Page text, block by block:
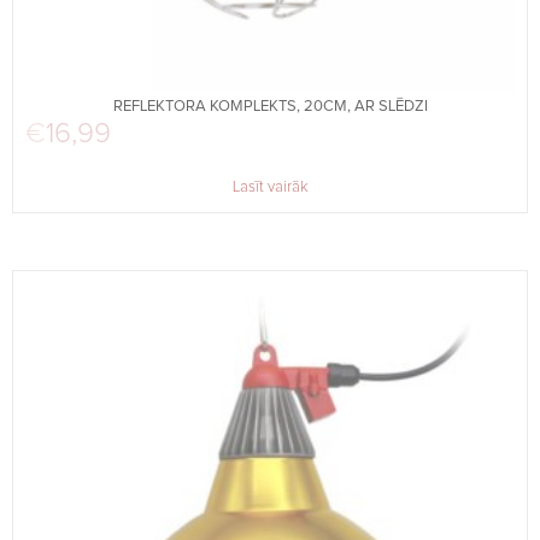
REFLEKTORA KOMPLEKTS, 20CM, AR SLĒDZI
€16,99
Lasīt vairāk